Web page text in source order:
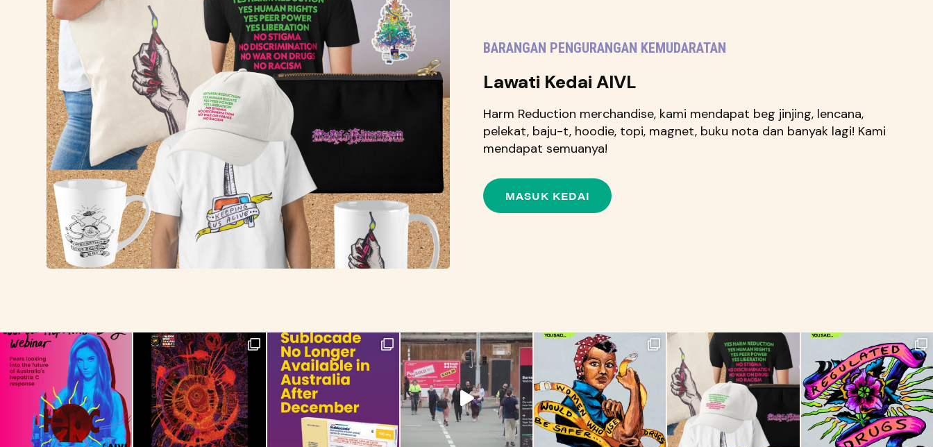
BARANGAN PENGURANGAN KEMUDARATAN
Lawati Kedai AIVL
Harm Reduction merchandise, kami mendapat beg jinjing, lencana,
pelekat, baju-t, hoodie, topi, magnet, buku nota dan banyak lagi! Kami
mendapat semuanya!
MASUK KEDAI